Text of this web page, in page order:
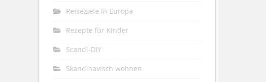
Reiseziele in Europa
Rezepte für Kinder
Scandi-DIY
Skandinavisch wohnen